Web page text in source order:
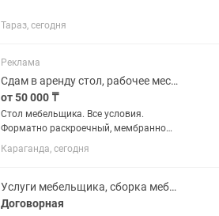
Тараз, сегодня
Реклама
Сдам в аренду стол, рабочее место для сборки мебели
от 50 000 ₸
Стол мебельщика. Все условия.
Форматно раскроечный, мембранно
вакуумный пресс, фрезер с ЧПУ,
кромка. Тёплые полы, душ
Караганда, сегодня
Услуги мебельщика, сборка мебели, разборка мебели, ремонт и установка
Договорная